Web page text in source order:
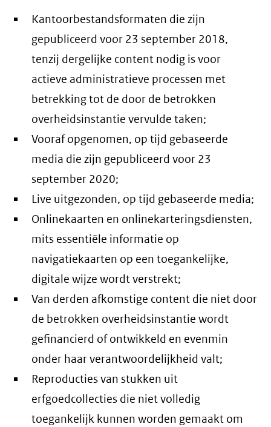
Kantoorbestandsformaten die zijn
gepubliceerd voor 23 september 2018,
tenzij dergelijke content nodig is voor
actieve administratieve processen met
betrekking tot de door de betrokken
overheidsinstantie vervulde taken;
Vooraf opgenomen, op tijd gebaseerde
media die zijn gepubliceerd voor 23
september 2020;
Live uitgezonden, op tijd gebaseerde media;
Onlinekaarten en onlinekarteringsdiensten,
mits essentiële informatie op
navigatiekaarten op een toegankelijke,
digitale wijze wordt verstrekt;
Van derden afkomstige content die niet door
de betrokken overheidsinstantie wordt
gefinancierd of ontwikkeld en evenmin
onder haar verantwoordelijkheid valt;
Reproducties van stukken uit
erfgoedcollecties die niet volledig
toegankelijk kunnen worden gemaakt om